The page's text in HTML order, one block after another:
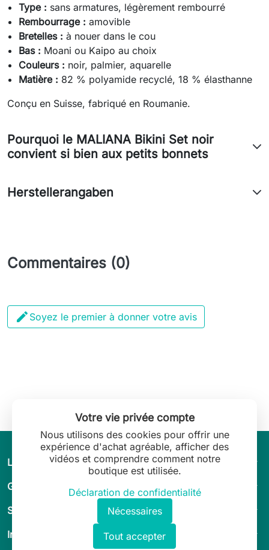
Type : sans armatures, légèrement rembourré
Rembourrage : amovible
Bretelles : à nouer dans le cou
Bas : Moani ou Kaipo au choix
Couleurs : noir, palmier, aquarelle
Matière : 82 % polyamide recyclé, 18 % élasthanne
Conçu en Suisse, fabriqué en Roumanie.
Pourquoi le MALIANA Bikini Set noir
convient si bien aux petits bonnets
Herstellerangaben
Commentaires (0)
 Soyez le premier à donner votre avis
L’univers de Leilani Lingerie arrow_drop_down
Guide & conseils arrow_drop_down
Service client arrow_drop_down
Informations légales arrow_drop_down
Votre vie privée compte
Nous utilisons des cookies pour offrir une
expérience d'achat agréable, afficher des
vidéos et comprendre comment notre
boutique est utilisée.
Déclaration de confidentialité
Nécessaires
Tout accepter